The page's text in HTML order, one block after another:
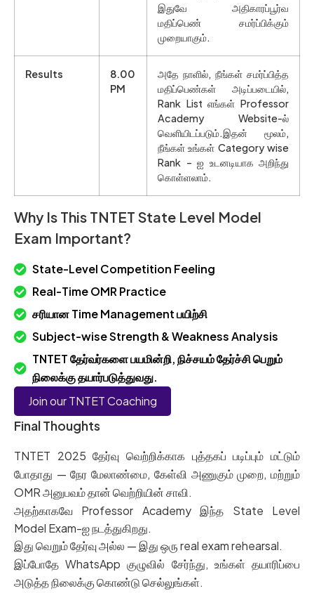
இதுவே அதிகாரப்பூர்வ
மதிப்பெண் சமர்ப்பிக்கும்
முறையாகும்.
Results
8.00
PM
அதே நாளில், நீங்கள் சமர்ப்பித்த
மதிப்பெண்கள் அடிப்படையில்,
Rank List எங்கள் Professor
Academy Website-ல்
வெளியிடப்படும்.இதன் மூலம்,
நீங்கள் உங்கள் Category wise
Rank – ஐ உடனடியாக அறிந்து
கொள்ளலாம்.
Why Is This TNTET State Level Model
Exam Important?
State-Level Competition Feeling
Real-Time OMR Practice
சரியான Time Management பயிற்சி
Subject-wise Strength & Weakness Analysis
TNTET தேர்வர்களை பயமின்றி, நிச்சயம் தேர்ச்சி பெறும்
நிலைக்கு தயார்படுத்துவது.
Join our TNTET Coaching
Final Thoughts
TNTET 2025 தேர்வு வெற்றிக்காக புத்தகப் படிப்பும் மட்டும்
போதாது — நேர மேலாண்மை, கேள்வி அணுகும் முறை, மற்றும்
OMR அனுபவம் தான் வெற்றியின் சாவி.
அதற்காகவே Professor Academy இந்த State Level
Model Exam-ஐ நடத்துகிறது.
இது வெறும் தேர்வு அல்ல — இது ஒரு real exam rehearsal.
இப்போதே WhatsApp குழுவில் சேர்ந்து, உங்கள் தயாரிப்பை
அடுத்த நிலைக்கு கொண்டு செல்லுங்கள்.